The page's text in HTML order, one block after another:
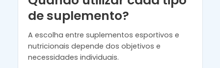
de suplemento?
A escolha entre suplementos esportivos e
nutricionais depende dos objetivos e
necessidades individuais.